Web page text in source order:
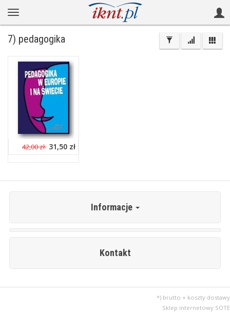
7) pedagogika
42,00 zł 31,50 zł
Informacje
Kontakt
*) brutto + koszty dostawy
Sklep internetowy SOTE